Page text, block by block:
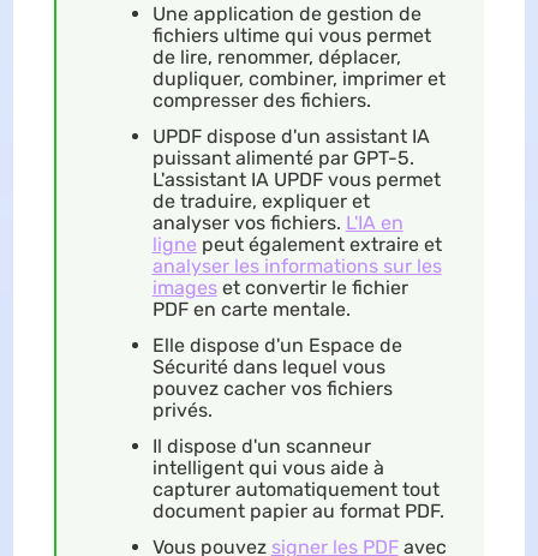
Une application de gestion de
fichiers ultime qui vous permet
de lire, renommer, déplacer,
dupliquer, combiner, imprimer et
compresser des fichiers.
UPDF dispose d'un assistant IA
puissant alimenté par GPT-5.
L'assistant IA UPDF vous permet
de traduire, expliquer et
analyser vos fichiers. L'IA en
ligne peut également extraire et
analyser les informations sur les
imageset convertir le fichier
PDF en carte mentale.
Elle dispose d'un Espace de
Sécurité dans lequel vous
pouvez cacher vos fichiers
privés.
Il dispose d'un scanneur
intelligent qui vous aide à
capturer automatiquement tout
document papier au format PDF.
Vous pouvez signer les PDFavec